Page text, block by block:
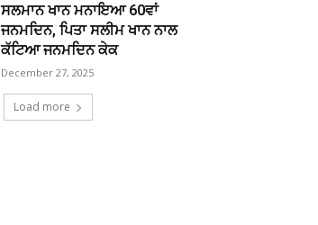
ਸਲਮਾਨ ਖਾਨ ਮਨਾਇਆ 60ਵਾਂ
ਜਨਮਦਿਨ, ਪਿਤਾ ਸਲੀਮ ਖਾਨ ਨਾਲ
ਕੱਟਿਆ ਜਨਮਦਿਨ ਕੇਕ
December 27, 2025
Load more